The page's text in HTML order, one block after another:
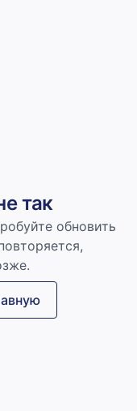
так
обновить